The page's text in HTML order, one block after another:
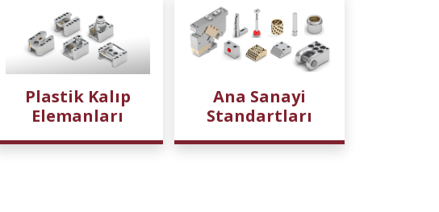
Plastik Kalıp
Elemanları
Ana Sanayi
Standartları